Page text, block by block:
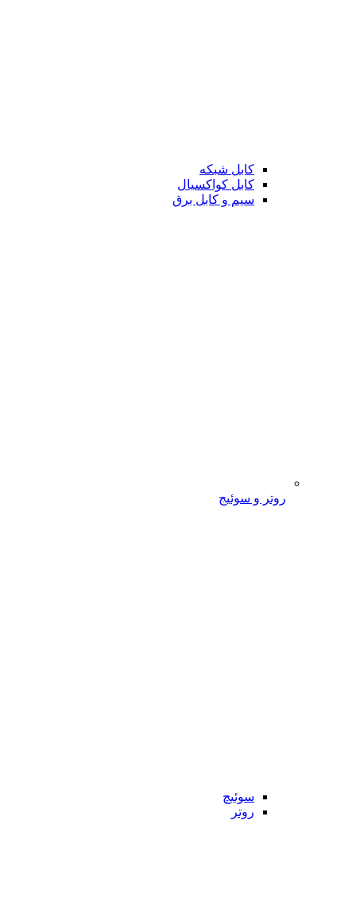
کابل شبکه
کابل کواکسیال
سیم و کابل برق
روتر و سوئیج
سوئیچ
روتر